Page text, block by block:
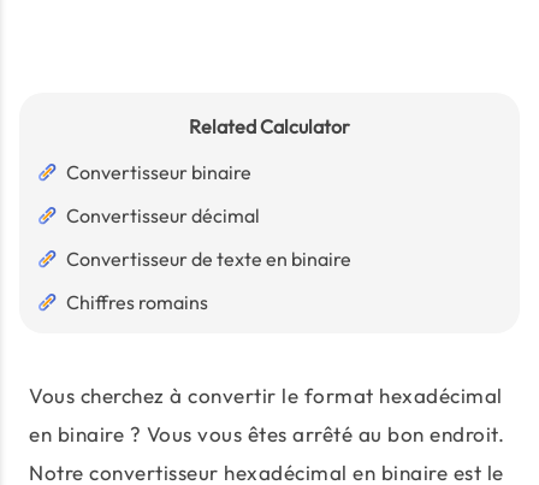
Related Calculator
Convertisseur binaire
Convertisseur décimal
Convertisseur de texte en binaire
Chiffres romains
Vous cherchez à convertir le format hexadécimal
en binaire ? Vous vous êtes arrêté au bon endroit.
Notre convertisseur hexadécimal en binaire est le